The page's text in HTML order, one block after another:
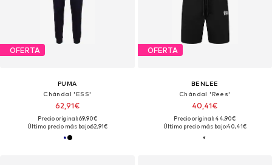
OFERTA
PUMA
Chándal 'ESS'
62,91€
Precio original: 69,90€
Último precio más bajo:62,91€
OFERTA
BENLEE
Chándal 'Rees'
40,41€
Precio original: 44,90€
Último precio más bajo:40,41€